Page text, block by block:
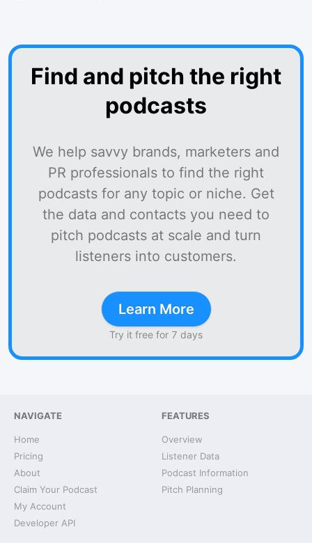
Find and pitch the right
podcasts
We help savvy brands, marketers and
PR professionals to find the right
podcasts for any topic or niche. Get
the data and contacts you need to
pitch podcasts at scale and turn
listeners into customers.
Learn More
Try it free for 7 days
NAVIGATE
Home
Pricing
About
Claim Your Podcast
My Account
Developer API
FEATURES
Overview
Listener Data
Podcast Information
Pitch Planning